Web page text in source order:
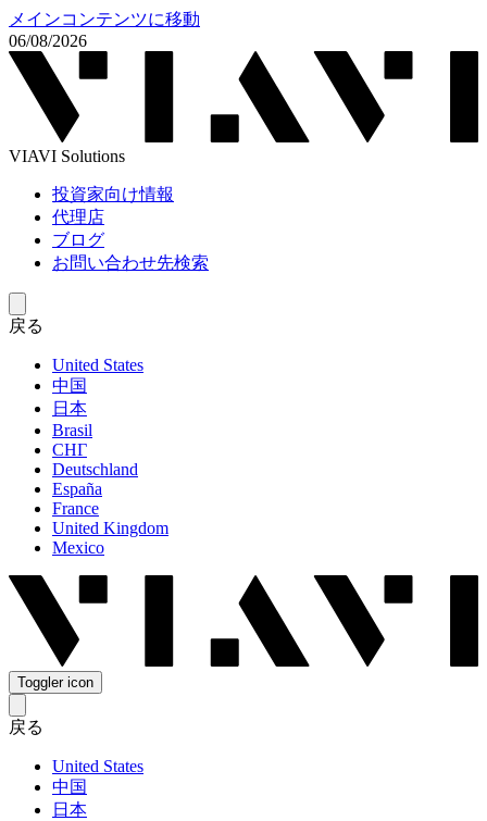
メインコンテンツに移動
06/08/2026
VIAVI Solutions
投資家向け情報
代理店
ブログ
お問い合わせ先検索
戻る
United States
中国
日本
Brasil
СНГ
Deutschland
España
France
United Kingdom
Mexico
Toggler icon
戻る
United States
中国
日本